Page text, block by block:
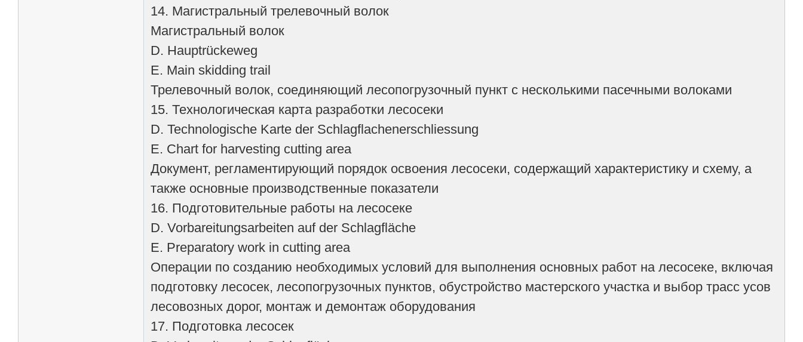
14. Магистральный трелевочный волок
Магистральный волок
D. Hauptrückeweg
Е. Main skidding trail
Трелевочный волок, соединяющий лесопогрузочный пункт с несколькими пасечными волоками
15. Технологическая карта разработки лесосеки
D. Technologische Karte der Schlagflachenerschliessung
E. Chart for harvesting cutting area
Документ, регламентирующий порядок освоения лесосеки, содержащий характеристику и схему, а
также основные производственные показатели
16. Подготовительные работы на лесосеке
D. Vorbareitungsarbeiten auf der Schlagfläche
E. Preparatory work in cutting area
Операции по созданию необходимых условий для выполнения основных работ на лесосеке, включая
подготовку лесосек, лесопогрузочных пунктов, обустройство мастерского участка и выбор трасс усов
лесовозных дорог, монтаж и демонтаж оборудования
17. Подготовка лесосек